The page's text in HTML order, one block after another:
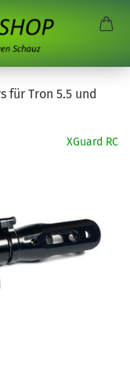
für Tron 5.5 und
XGuard RC